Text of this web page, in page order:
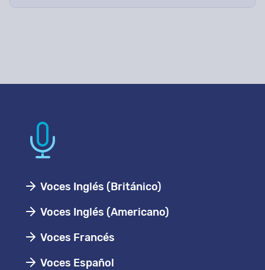
Voces Inglés (Británico)
Voces Inglés (Americano)
Voces Francés
Voces Español